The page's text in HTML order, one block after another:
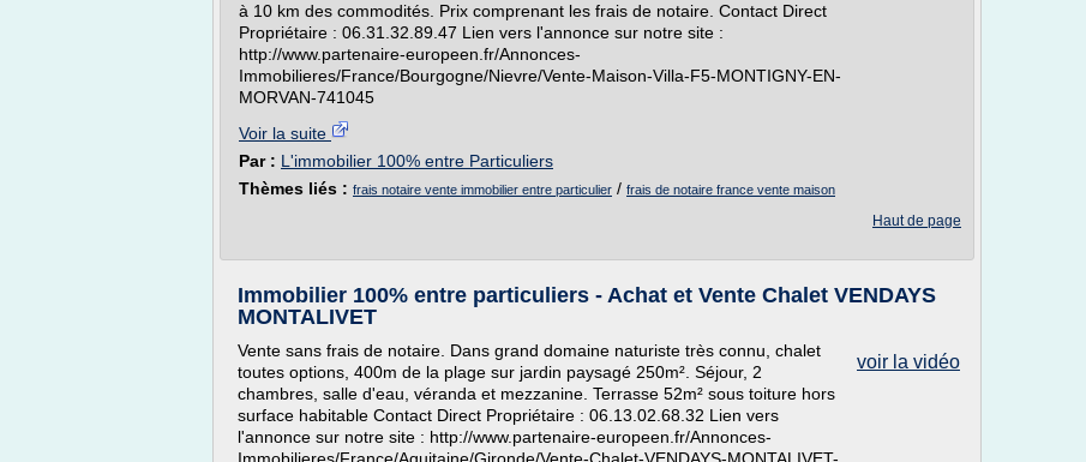
à 10 km des commodités. Prix comprenant les frais de notaire. Contact Direct
Propriétaire : 06.31.32.89.47 Lien vers l'annonce sur notre site :
http://www.partenaire-europeen.fr/Annonces-
Immobilieres/France/Bourgogne/Nievre/Vente-Maison-Villa-F5-MONTIGNY-EN-
MORVAN-741045
Voir la suite
Par : L'immobilier 100% entre Particuliers
Thèmes liés : frais notaire vente immobilier entre particulier / frais de notaire france vente maison
Haut de page
Immobilier 100% entre particuliers - Achat et Vente Chalet VENDAYS
MONTALIVET
voir la vidéo
Vente sans frais de notaire. Dans grand domaine naturiste très connu, chalet
toutes options, 400m de la plage sur jardin paysagé 250m². Séjour, 2
chambres, salle d'eau, véranda et mezzanine. Terrasse 52m² sous toiture hors
surface habitable Contact Direct Propriétaire : 06.13.02.68.32 Lien vers
l'annonce sur notre site : http://www.partenaire-europeen.fr/Annonces-